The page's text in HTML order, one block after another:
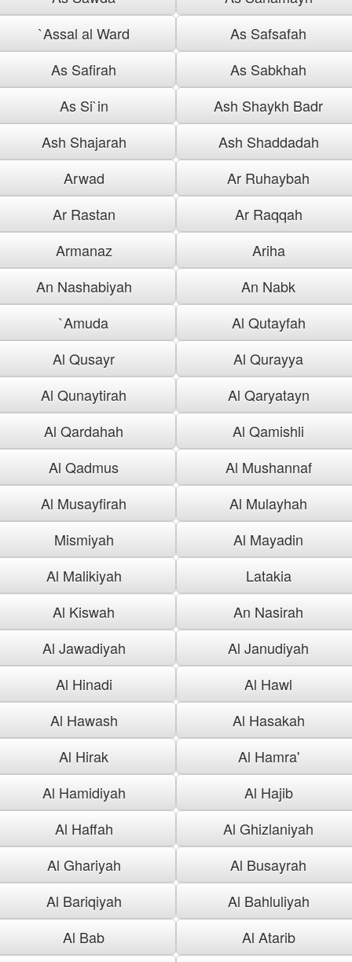
`Assal al Ward
As Safsafah
As Safirah
As Sabkhah
As Si`in
Ash Shaykh Badr
Ash Shajarah
Ash Shaddadah
Arwad
Ar Ruhaybah
Ar Rastan
Ar Raqqah
Armanaz
Ariha
An Nashabiyah
An Nabk
`Amuda
Al Qutayfah
Al Qusayr
Al Qurayya
Al Qunaytirah
Al Qaryatayn
Al Qardahah
Al Qamishli
Al Qadmus
Al Mushannaf
Al Musayfirah
Al Mulayhah
Mismiyah
Al Mayadin
Al Malikiyah
Latakia
Al Kiswah
An Nasirah
Al Jawadiyah
Al Janudiyah
Al Hinadi
Al Hawl
Al Hawash
Al Hasakah
Al Hirak
Al Hamra'
Al Hamidiyah
Al Hajib
Al Haffah
Al Ghizlaniyah
Al Ghariyah
Al Busayrah
Al Bariqiyah
Al Bahluliyah
Al Bab
Al Atarib